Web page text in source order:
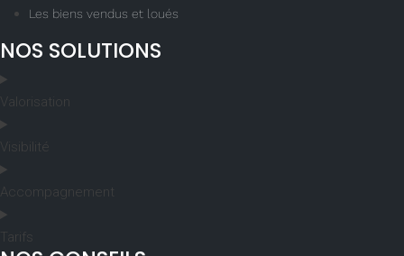
Les biens vendus et loués
NOS SOLUTIONS
Valorisation
Visibilité
Accompagnement
Tarifs